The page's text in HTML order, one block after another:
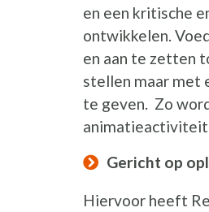
en een kritische
ontwikkelen.
en aan te zetten
stellen maar met
te geven. Zo
Gericht op
Hiervoor heeft